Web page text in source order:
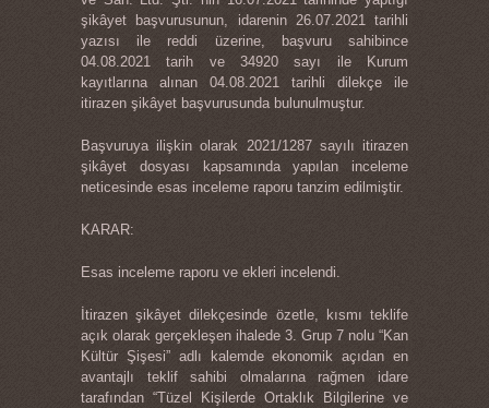
şikâyet başvurusunun, idarenin 26.07.2021 tarihli
yazısı ile reddi üzerine, başvuru sahibince
04.08.2021 tarih ve 34920 sayı ile Kurum
kayıtlarına alınan 04.08.2021 tarihli dilekçe ile
itirazen şikâyet başvurusunda bulunulmuştur.
Başvuruya ilişkin olarak 2021/1287 sayılı itirazen
şikâyet dosyası kapsamında yapılan inceleme
neticesinde esas inceleme raporu tanzim edilmiştir.
KARAR:
Esas inceleme raporu ve ekleri incelendi.
İtirazen şikâyet dilekçesinde özetle, kısmı teklife
açık olarak gerçekleşen ihalede 3. Grup 7 nolu “Kan
Kültür Şişesi” adlı kalemde ekonomik açıdan en
avantajlı teklif sahibi olmalarına rağmen idare
tarafından “Tüzel Kişilerde Ortaklık Bilgilerine ve